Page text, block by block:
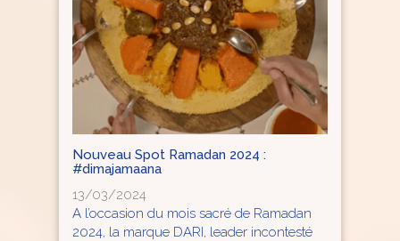
Nouveau Spot Ramadan 2024 :
#dimajamaana
13/03/2024
A l’occasion du mois sacré de Ramadan
2024, la marque DARI, leader incontesté